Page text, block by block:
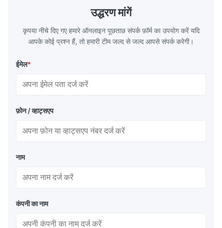
We use this pipe threading machine for PVC and PE pipes in
the 20–110 mm range. The CNC/PLC control helps keep thread
size consistent, and the machine runs stably during daily
operators.
उद्धरण मांगें
कृपया नीचे दिए गए हमारे ऑनलाइन पूछताछ संपर्क फ़ॉर्म का उपयोग करें यदि
आपके कोई प्रश्न हैं, तो हमारी टीम जल्द से जल्द आपसे संपर्क करेगी।
ईमेल*
फ़ोन / व्हाट्सएप
नाम
कंपनी का नाम